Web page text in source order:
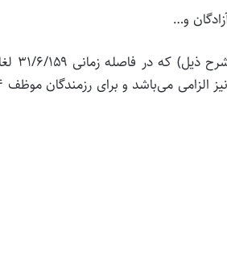
و…
– ارائه گواهی حضور در جبهه از
۲۹/۵/